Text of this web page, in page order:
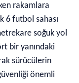
rakamlara
6 futbol sahası
soğuk yol
bir yanındaki
sürücülerin
önemli